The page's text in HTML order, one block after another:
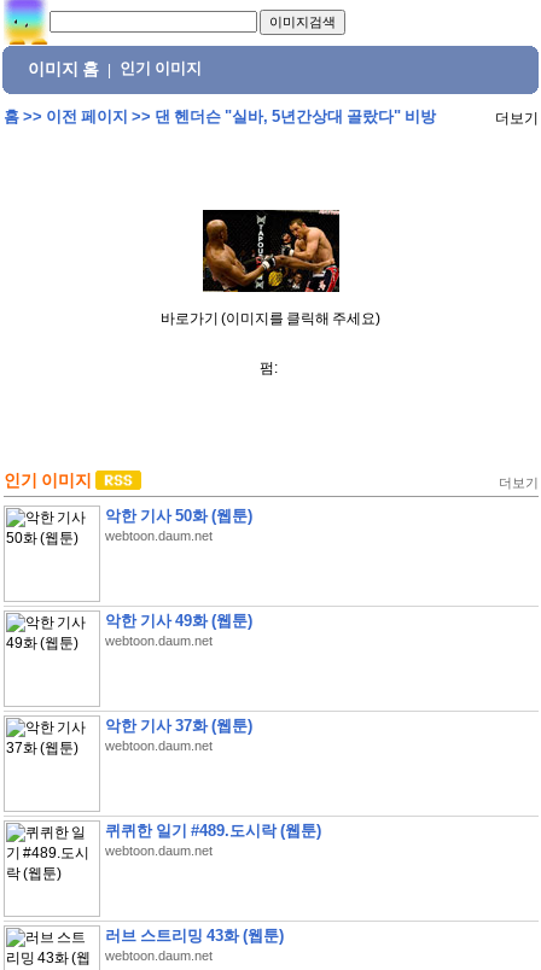
이미지 홈 인기 이미지
홈>> 이전 페이지 >> 댄 헨더슨 "실바, 5년간상대 골랐다" 비방 더보기
바로가기 (이미지를 클릭해 주세요)
펌:
인기 이미지 더보기
악한 기사 50화 (웹툰)
webtoon.daum.net
악한 기사 49화 (웹툰)
webtoon.daum.net
악한 기사 37화 (웹툰)
webtoon.daum.net
퀴퀴한 일기 #489.도시락 (웹툰)
webtoon.daum.net
러브 스트리밍 43화 (웹툰)
webtoon.daum.net